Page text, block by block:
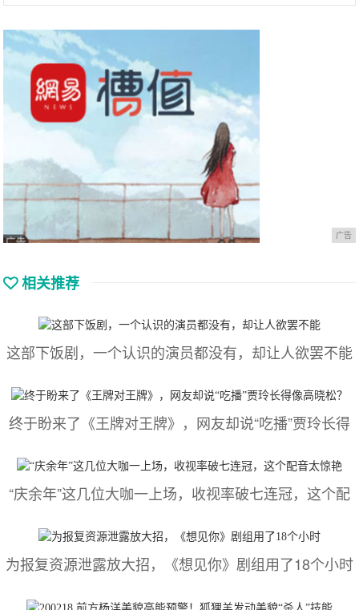
广告
相关推荐
这部下饭剧，一个认识的演员都没有，却让人欲罢不能
终于盼来了《王牌对王牌》，网友却说“吃播”贾玲长得
“庆余年”这几位大咖一上场，收视率破七连冠，这个配
为报复资源泄露放大招，《想见你》剧组用了18个小时